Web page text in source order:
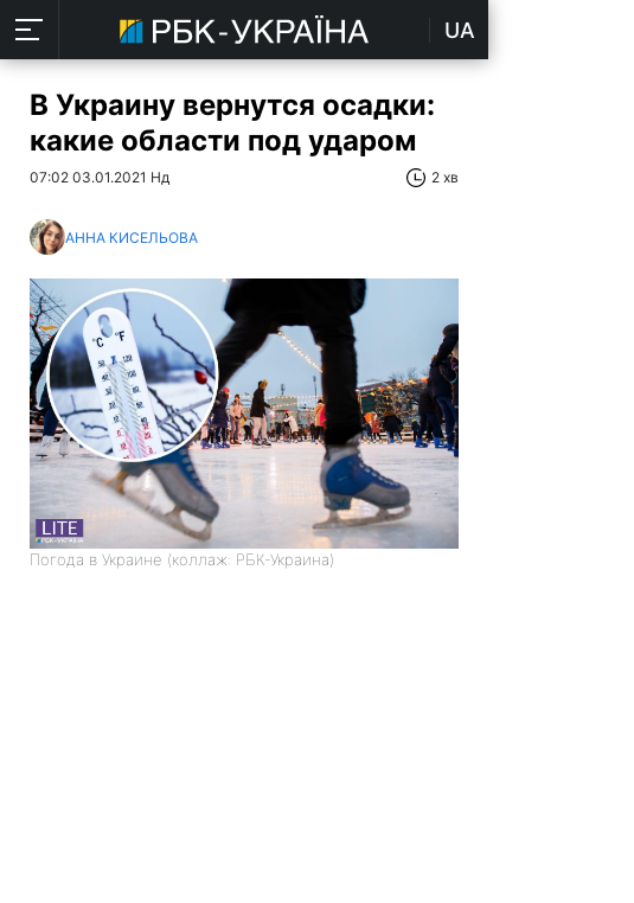
UA
В Украину вернутся осадки:
какие области под ударом
07:02 03.01.2021 Нд 2 хв
АННА КИСЕЛЬОВА
Погода в Украине (коллаж: РБК-Украина)